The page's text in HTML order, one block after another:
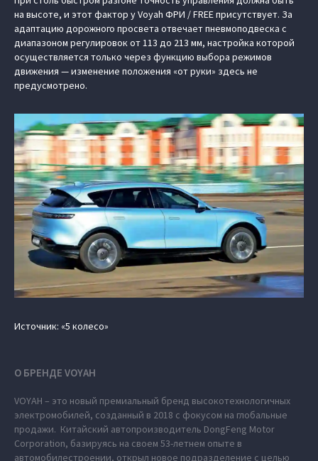
на высоте, и этот фактор у Voyah ФРИ / FREE присутствует. За
адаптацию дорожного просвета отвечает пневмоподвеска с
диапазоном регулировок от 113 до 213 мм, настройка которой
осуществляется только через функцию выбора режимов
движения — изменение положения «от руки» здесь не
предусмотрено.
Источник: «5 колесо»
О БРЕНДЕ VOYAH
VOYAH – это новый премиальный бренд высокотехнологичных
электромобилей, созданный в 2018 с фокусом на глобальные
продажи. Китайский автопроизводитель DongFeng Motor
Corporation, базируясь на своем 53-летнем опыте в
автомобилестроении, открыл новое подразделение с целью